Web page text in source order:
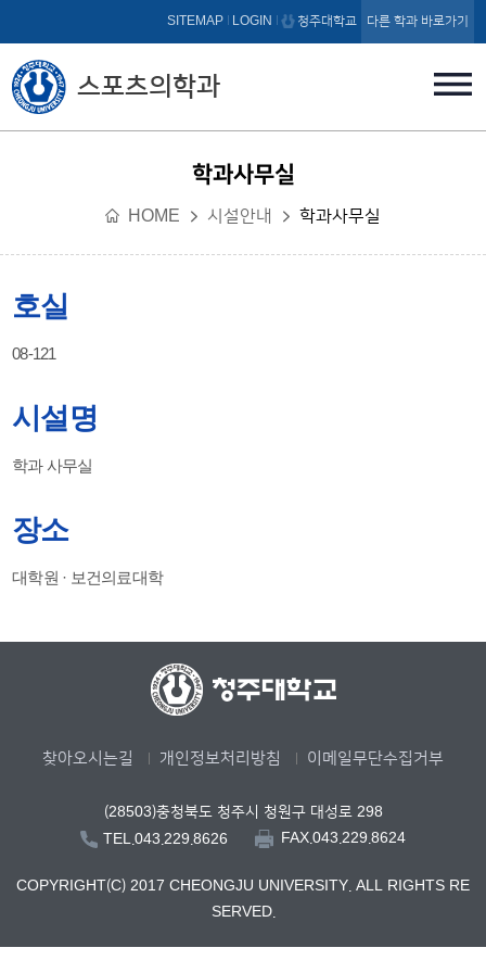
본문 바로가기
스포츠의학과
SITEMAP LOGIN 청주대학교 다른 학과 바로가기
학과사무실
HOME 시설안내 학과사무실
호실
08-121
시설명
학과 사무실
장소
대학원 · 보건의료대학
찾아오시는길 개인정보처리방침 이메일무단수집거부
(28503)충청북도 청주시 청원구 대성로 298
TEL.043.229.8626
FAX.043.229.8624
COPYRIGHT(C) 2017 CHEONGJU UNIVERSITY. ALL RIGHTS RE
SERVED.